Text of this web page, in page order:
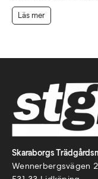
Läs mer
Skaraborgs
Wennerbergsvägen